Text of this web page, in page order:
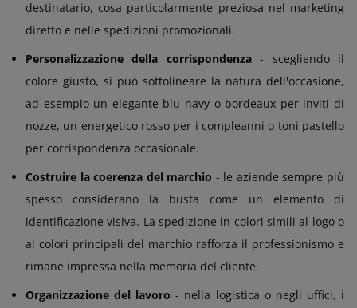
destinatario, cosa particolarmente preziosa nel marketing
diretto e nelle spedizioni promozionali.
Personalizzazione della corrispondenza- scegliendo il
colore giusto, si può sottolineare la natura dell'occasione,
ad esempio un elegante blu navy o bordeaux per inviti di
nozze, un energetico rosso per i compleanni o toni pastello
per corrispondenza occasionale.
Costruire la coerenza del marchio - le aziende sempre più
spesso considerano la busta come un elemento di
identificazione visiva. La spedizione in colori simili al logo o
ai colori principali del marchio rafforza il professionismo e
rimane impressa nella memoria del cliente.
Organizzazione del lavoro - nella logistica o negli uffici, i